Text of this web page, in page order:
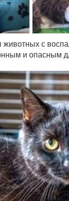
с
и опасным